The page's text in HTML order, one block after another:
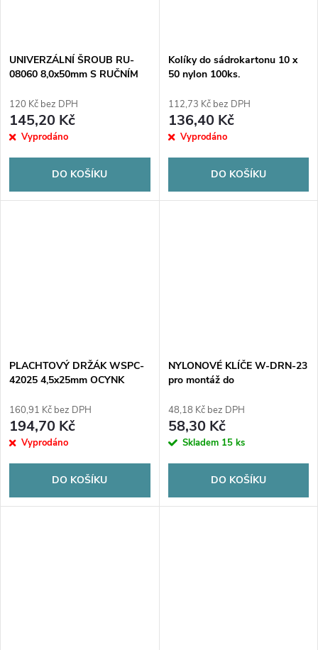
UNIVERZÁLNÍ ŠROUB RU-
08060 8,0x50mm S RUČNÍM
120 Kč bez DPH
145,20 Kč
Vyprodáno
DO KOŠÍKU
Kolíky do sádrokartonu 10 x
50 nylon 100ks.
112,73 Kč bez DPH
136,40 Kč
Vyprodáno
DO KOŠÍKU
PLACHTOVÝ DRŽÁK WSPC-
42025 4,5x25mm OCYNK
160,91 Kč bez DPH
194,70 Kč
Vyprodáno
DO KOŠÍKU
NYLONOVÉ KLÍČE W-DRN-23
pro montáž do
DRIVA 50ks. BAG
48,18 Kč bez DPH
58,30 Kč
Skladem 15 ks
DO KOŠÍKU